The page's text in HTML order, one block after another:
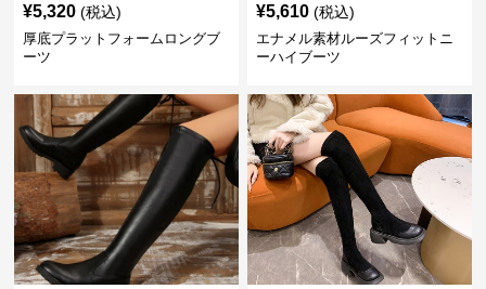
¥5,320 (税込)
厚底プラットフォームロングブ
ーツ
¥5,610 (税込)
エナメル素材ルーズフィットニ
ーハイブーツ